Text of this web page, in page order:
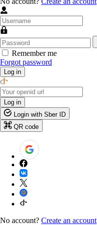
Remember me
Forgot password
Log in
Log in
Login with Sber ID
QR code
No account? Create an account